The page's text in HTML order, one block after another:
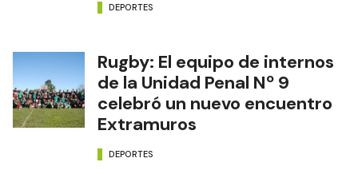
DEPORTES
Rugby: El equipo de internos
de la Unidad Penal Nº 9
celebró un nuevo encuentro
Extramuros
DEPORTES